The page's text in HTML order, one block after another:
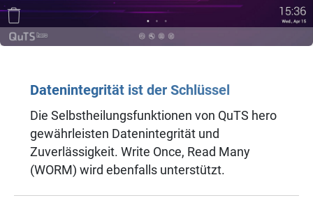
Datenintegrität ist der Schlüssel
Die Selbstheilungsfunktionen von QuTS hero
gewährleisten Datenintegrität und
Zuverlässigkeit. Write Once, Read Many
(WORM) wird ebenfalls unterstützt.